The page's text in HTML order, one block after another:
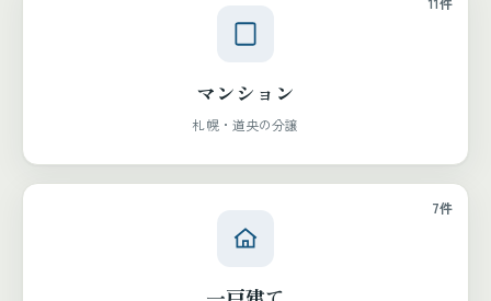
マンション
札幌・道央の分譲
7件